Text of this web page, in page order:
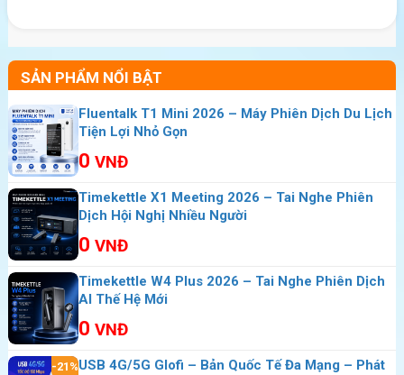
>>> Bạn muốn có wifi tốc độ cao trong
các chuyến đi ra nước ngoài hãy
mua: Cục phát wifi du lịch nước ngoài
SẢN PHẨM NỔI BẬT
Fluentalk T1 Mini 2026 – Máy Phiên Dịch Du Lịch
Tiện Lợi Nhỏ Gọn
0 VNĐ
Timekettle X1 Meeting 2026 – Tai Nghe Phiên
Dịch Hội Nghị Nhiều Người
0 VNĐ
Timekettle W4 Plus 2026 – Tai Nghe Phiên Dịch
AI Thế Hệ Mới
0 VNĐ
-21%USB 4G/5G Glofi – Bản Quốc Tế Đa Mạng – Phát